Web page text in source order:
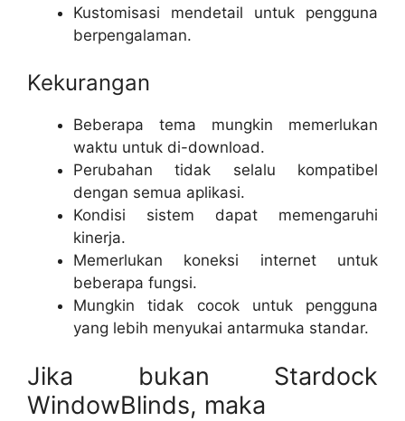
Kustomisasi mendetail untuk pengguna
berpengalaman.
Kekurangan
Beberapa tema mungkin memerlukan
waktu untuk di-download.
Perubahan tidak selalu kompatibel
dengan semua aplikasi.
Kondisi sistem dapat memengaruhi
kinerja.
Memerlukan koneksi internet untuk
beberapa fungsi.
Mungkin tidak cocok untuk pengguna
yang lebih menyukai antarmuka standar.
Jika bukan Stardock
WindowBlinds, maka